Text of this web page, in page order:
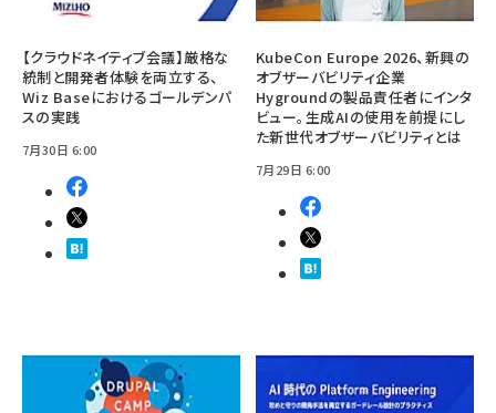
【クラウドネイティブ会議】厳格な
統制と開発者体験を両立する、
Wiz Baseにおけるゴールデンパ
スの実践
7月30日 6:00
KubeCon Europe 2026、新興の
オブザーバビリティ企業
Hygroundの製品責任者にインタ
ビュー。生成AIの使用を前提にし
た新世代オブザーバビリティとは
7月29日 6:00